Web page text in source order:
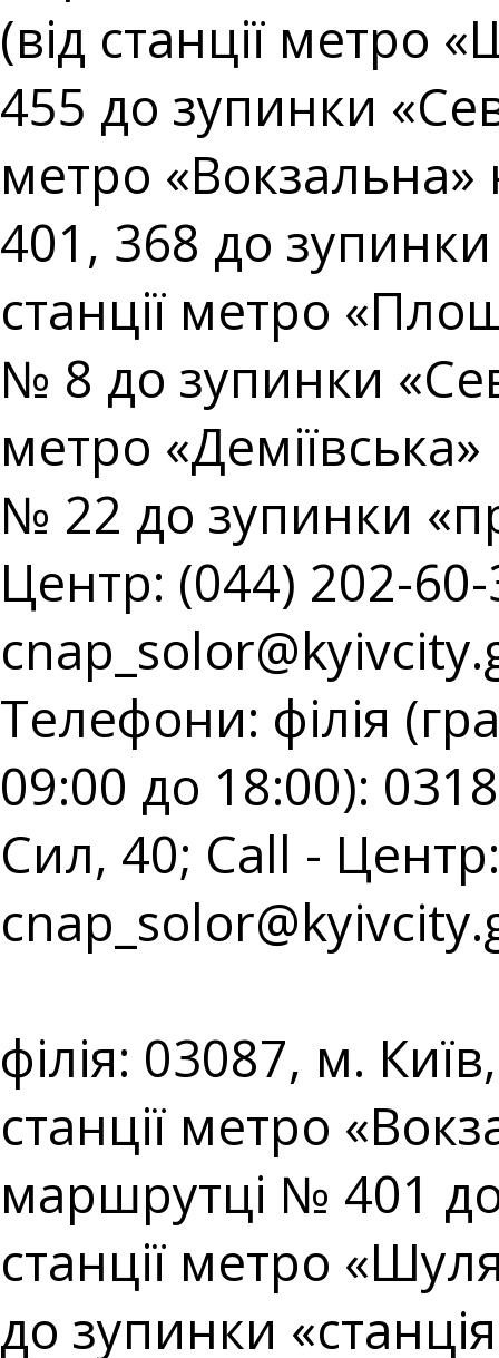
(від станції метро
455 до зупинки
метро
401, 368 до
станції метро
№ 8 до зупинки
метро
№ 22 до зупинки
Центр: (044) 202-
Телефони: філія
09:00 до 18:00):
Сил, 40; Call -
філія: 03087, м.
станції метро
маршрутці № 401
станції метро
до зупинки